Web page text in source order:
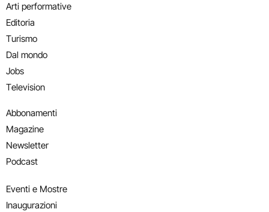
Arti performative
Editoria
Turismo
Dal mondo
Jobs
Television
Abbonamenti
Magazine
Newsletter
Podcast
Eventi e Mostre
Inaugurazioni